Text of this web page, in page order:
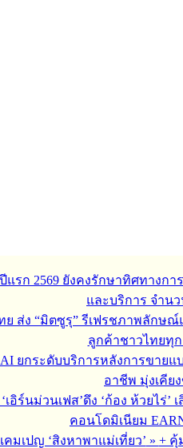
แรก 2569 ยังคงรักษาทิศทางกา
และบริการ จำนว
ย ส่ง “มิตซูรุ” รีเฟรชภาพลักษณ์
ลูกค้าชาวไทยทุก
ยกระดับบริการหลังการขาย
อาชีพ มุ่งเคีย
อิร์นม่วนเฟส’ดึง ‘ก้อง ห้วยไร่’
คอนโดมิเนียม
มเปญ ‘สิงหาพาแม่เที่ยว’ » + คุ้